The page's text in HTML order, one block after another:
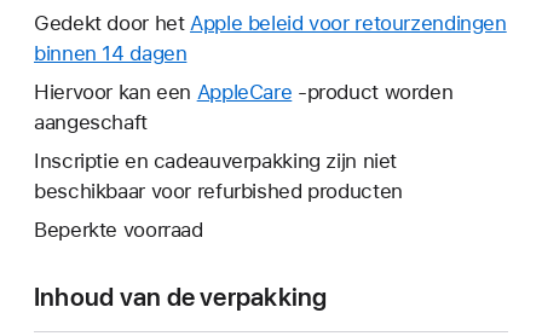
wordt
er
nieuw
venster
geopend.
Gedekt door hetApple beleid voor retourzendingen
binnen 14 dagen
wordt
nieuw
venster
geopend.
Hiervoor kan een AppleCare Hierdoor
er
een
-product worden
aangeschaft
Inscriptie en cadeauverpakking zijn niet
beschikbaar voor refurbished producten
Beperkte voorraad
Inhoud van de verpakking